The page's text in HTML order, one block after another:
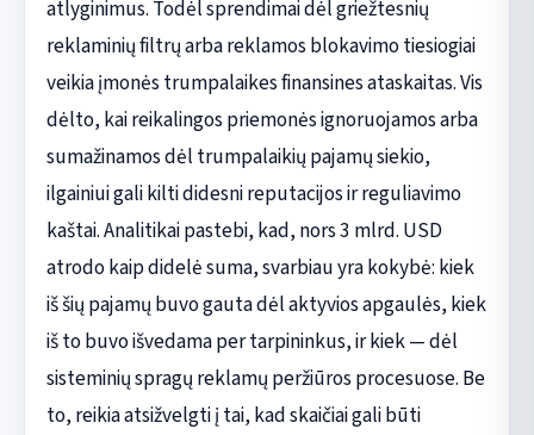
atlyginimus. Todėl sprendimai dėl griežtesnių
reklaminių filtrų arba reklamos blokavimo tiesiogiai
veikia įmonės trumpalaikes finansines ataskaitas. Vis
dėlto, kai reikalingos priemonės ignoruojamos arba
sumažinamos dėl trumpalaikių pajamų siekio,
ilgainiui gali kilti didesni reputacijos ir reguliavimo
kaštai. Analitikai pastebi, kad, nors 3 mlrd. USD
atrodo kaip didelė suma, svarbiau yra kokybė: kiek
iš šių pajamų buvo gauta dėl aktyvios apgaulės, kiek
iš to buvo išvedama per tarpininkus, ir kiek — dėl
sisteminių spragų reklamų peržiūros procesuose. Be
to, reikia atsižvelgti į tai, kad skaičiai gali būti